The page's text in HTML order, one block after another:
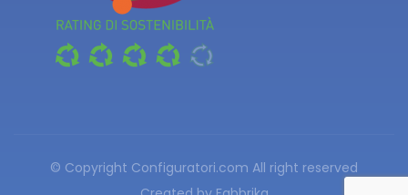
© Copyright Configuratori.com All right reserved